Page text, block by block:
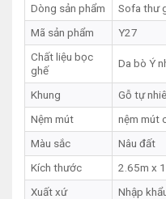
Dòng sản phẩm
Sofa thư
Mã sản phẩm
Y27
Chất liệu bọc
ghế
Da bò Ý
Khung
Gỗ tự
Nệm mút
nệm mút
Màu sắc
Nâu đất
Kích thước
2.65m x
Xuất xứ
Nhập